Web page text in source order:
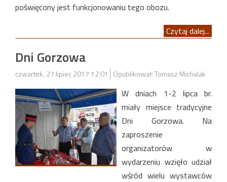
poświęcony jest funkcjonowaniu tego obozu.
Czytaj dalej...
Dni Gorzowa
czwartek, 27 lipiec 2017 12:01 Opublikował: Tomasz Michalak
W dniach 1-2 lipca br.
miały miejsce tradycyjne
Dni Gorzowa. Na
zaproszenie
organizatorów w
wydarzeniu wzięło udział
wśród wielu wystawców